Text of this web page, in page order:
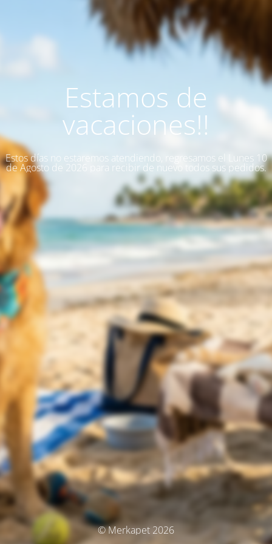
Estamos de
vacaciones!!
Estos días no estaremos atendiendo, regresamos el Lunes 10
de Agosto de 2026 para recibir de nuevo todos sus pedidos.
© Merkapet 2026